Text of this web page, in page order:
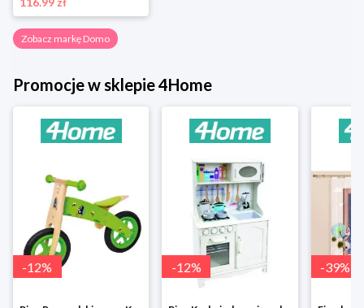
Zobacz markę Domo
Promocje w sklepie 4Home
-12% -12% -39%